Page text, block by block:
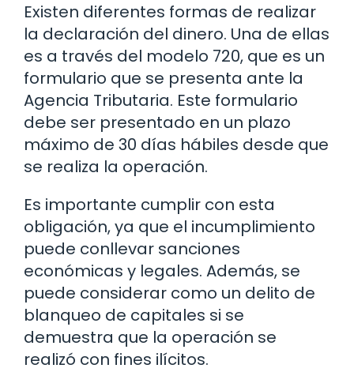
Existen diferentes formas de realizar
la declaración del dinero. Una de ellas
es a través del modelo 720, que es un
formulario que se presenta ante la
Agencia Tributaria. Este formulario
debe ser presentado en un plazo
máximo de 30 días hábiles desde que
se realiza la operación.
Es importante cumplir con esta
obligación, ya que el incumplimiento
puede conllevar sanciones
económicas y legales. Además, se
puede considerar como un delito de
blanqueo de capitales si se
demuestra que la operación se
realizó con fines ilícitos.